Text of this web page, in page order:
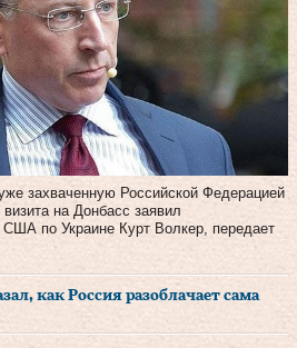
захваченную Российской Федерацией
на Донбасс заявил
США по Украине Курт Волкер, передает
как Россия разоблачает сама